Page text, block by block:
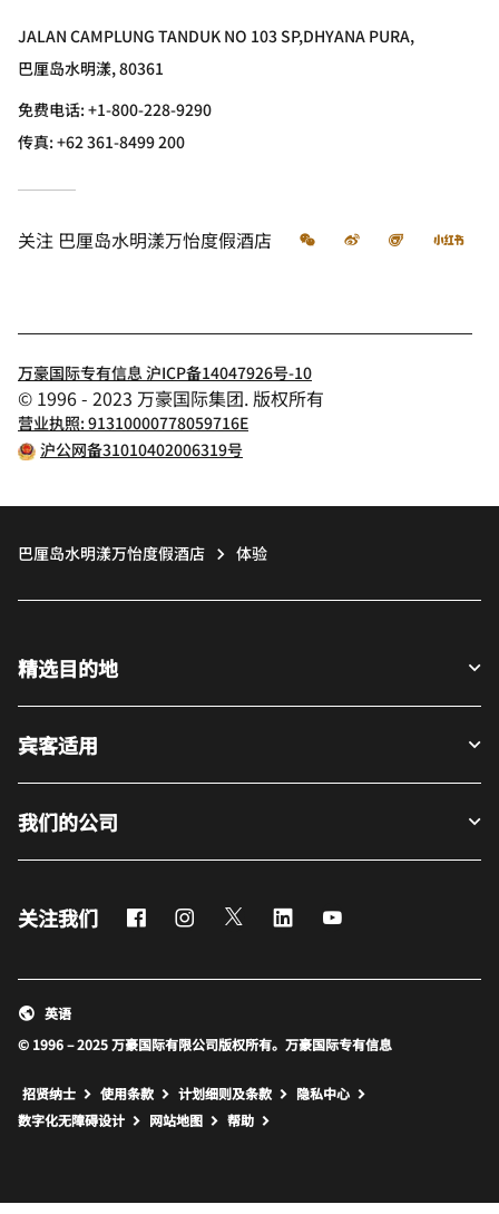
JALAN CAMPLUNG TANDUK NO 103 SP,DHYANA PURA,
巴厘岛水明漾, 80361
免费电话:+1-800-228-9290
传真:+62 361-8499 200
关注 巴厘岛水明漾万怡度假酒店 微信 微博 飞猪 小
万豪国际专有信息 沪ICP备14047926号-10
© 1996 - 2023 万豪国际集团. 版权所有
营业执照: 91310000778059716E
沪公网备31010402006319号
巴厘岛水明漾万怡度假酒店 体验
精选目的地
宾客适用
我们的公司
关注我们 FacebookInstagram
Twitter LinkedIn
© 1996 – 2025 万豪国际有限公司版权所有。万豪国际专有信息
英语
招贤纳士 使用条款 计划细则及条款
隐私中心
数字化无障碍设计
网站地图 打开新窗口
帮助